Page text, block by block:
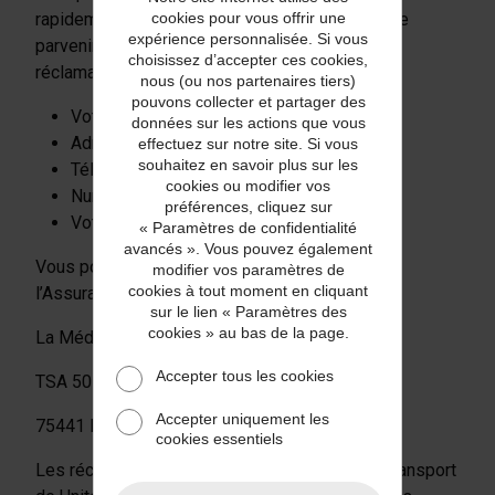
rapidement et complètement, veuillez nous faire
parvenir les informations suivantes avec votre
réclamation :
Votre nom
Adresse
Téléphone/Fax/E-Mail
Numéro de police d’assurance
Votre demande
Vous pouvez également saisir le Médiateur de
l’Assurance de votre réclamation :
La Médiation de l’Assurance
TSA 50110
75441 Paris Cedex 09
Les réclamations concernant les services de transport
cookies pour vous offrir une
expérience personnalisée. Si vous
choisissez d’accepter ces cookies,
nous (ou nos partenaires tiers)
pouvons collecter et partager des
données sur les actions que vous
effectuez sur notre site. Si vous
souhaitez en savoir plus sur les
cookies ou modifier vos
préférences, cliquez sur
« Paramètres de confidentialité
avancés ». Vous pouvez également
modifier vos paramètres de
cookies à tout moment en cliquant
sur le lien « Paramètres des
cookies » au bas de la page.
Accepter tous les cookies
Accepter uniquement les
cookies essentiels